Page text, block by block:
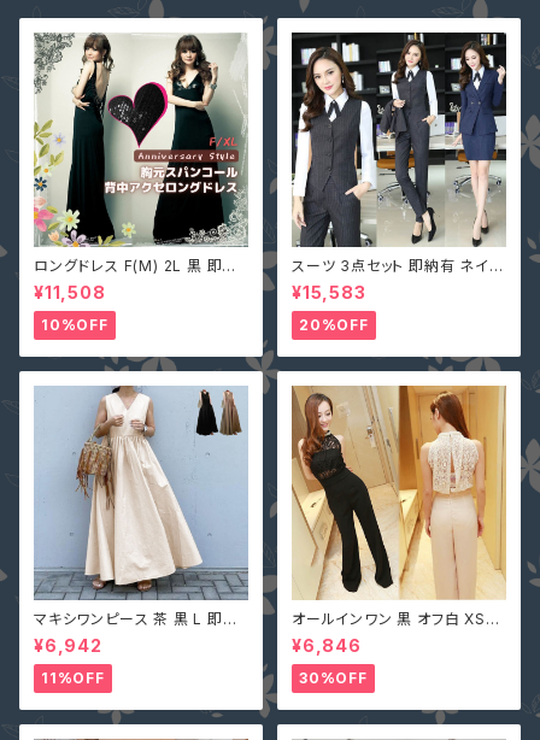
ロングドレス F(M) 2L 黒 即納
マキシワンピース キャバ嬢 パー
ティードレス スパンコール 二次
会 大きいサイズ YJ-6536 レデ
ィース 背中開き ノースリーブ イ
ブニングドレス
¥11,508
10%OFF
スーツ 3点セット 即納有 ネイビ
ー グレー S M L 2L 3L 4L 大
きいサイズ パンツ or スカート＋
ジャケット＋ベスト ストライプ X
Z-X10083
¥15,583
20%OFF
マキシワンピース 茶 黒 L 即納
オフベージュレディース Vネック
nclq496 ロング ギャザー フレ
アー ノースリーブ 夏 森ガール
袖なし
¥6,942
11%OFF
オールインワン 黒 オフ白 XS-X
L 即納 パンツドレス 襟ビジュー
フェイクパール レース シースル
ー ホルターネック 背中開き オ
フホワイト 無地 2161366
¥6,846
30%OFF